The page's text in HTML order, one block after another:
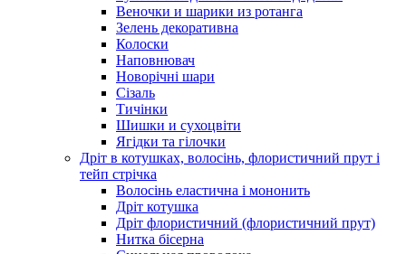
Веночки и шарики из ротанга
Зелень декоративна
Колоски
Наповнювач
Новорічні шари
Сізаль
Тичінки
Шишки и сухоцвіти
Ягідки та гілочки
Дріт в котушках, волосінь, флористичний прут і
тейп стрічка
Волосінь еластична і мононить
Дріт котушка
Дріт флористичний (флористичний прут)
Нитка бісерна